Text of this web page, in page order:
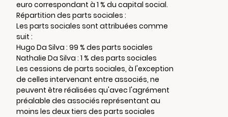
euro correspondant à 1 % du capital social.
Répartition des parts sociales :
Les parts sociales sont attribuées comme
suit :
Hugo Da Silva : 99 % des parts sociales
Nathalie Da Silva : 1 % des parts sociales
Les cessions de parts sociales, à l'exception
de celles intervenant entre associés, ne
peuvent être réalisées qu'avec l'agrément
préalable des associés représentant au
moins les deux tiers des parts sociales